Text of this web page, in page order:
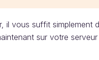
il vous suffit simplement
sur votre